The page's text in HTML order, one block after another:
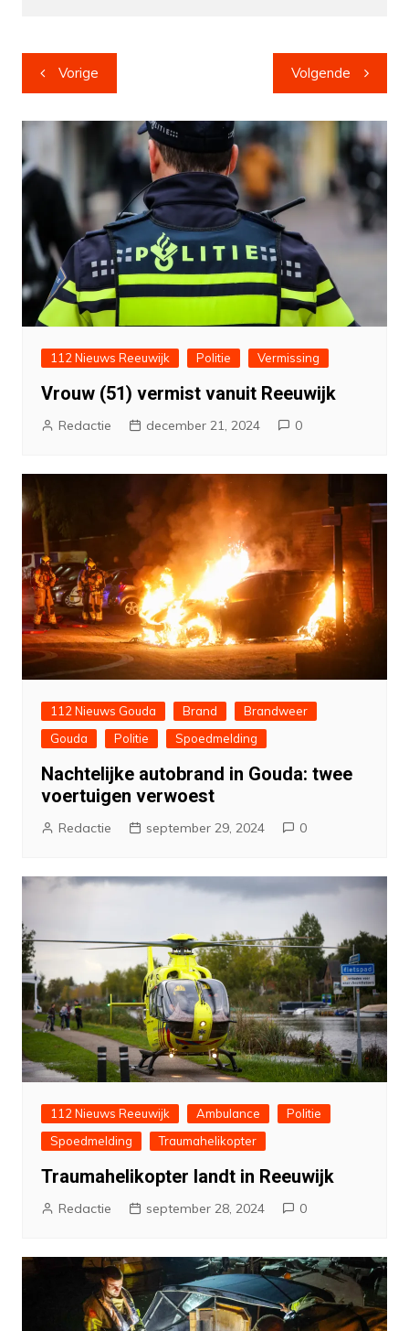
Bericht
navigatie
Vorige Volgende
112 Nieuws Reeuwijk Politie Vermissing
Vrouw (51) vermist vanuit Reeuwijk
Redactie december 21, 2024 0
112 Nieuws Gouda Brand
Brandweer
Gouda
Politie Spoedmelding
Nachtelijke autobrand in Gouda: twee
voertuigen verwoest
Redactie september 29, 2024 0
112 Nieuws Reeuwijk Ambulance
Politie
Spoedmelding
Traumahelikopter
Traumahelikopter landt in Reeuwijk
Redactie september 28, 2024 0